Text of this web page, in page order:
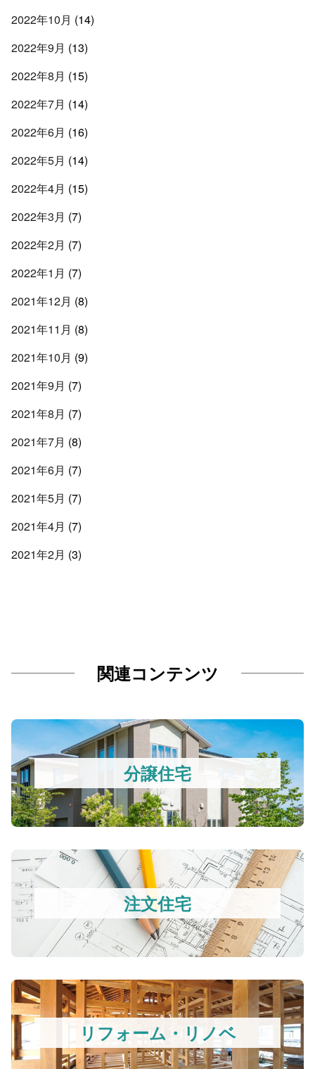
2022年10月 (14)
2022年9月 (13)
2022年8月 (15)
2022年7月 (14)
2022年6月 (16)
2022年5月 (14)
2022年4月 (15)
2022年3月 (7)
2022年2月 (7)
2022年1月 (7)
2021年12月 (8)
2021年11月 (8)
2021年10月 (9)
2021年9月 (7)
2021年8月 (7)
2021年7月 (8)
2021年6月 (7)
2021年5月 (7)
2021年4月 (7)
2021年2月 (3)
関連コンテンツ
分譲住宅
注文住宅
リフォーム・リノベ